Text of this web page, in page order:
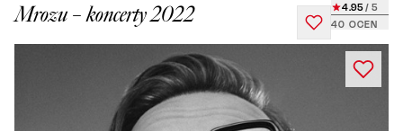
Mrozu – koncerty 2022 40 OCEN
4.95/ 5